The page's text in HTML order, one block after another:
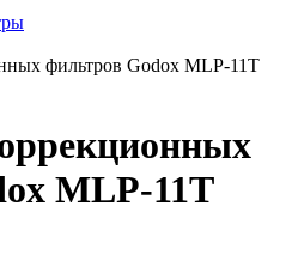
фильтров Godox MLP-11T
MLP-11T